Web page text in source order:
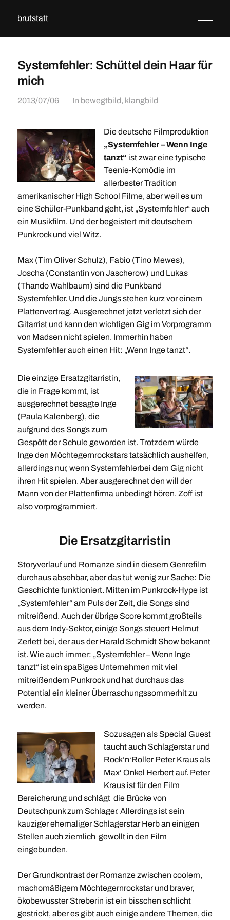
brutstatt
Systemfehler: Schüttel dein Haar für
mich
2013/07/06 In bewegtbild, klangbild
Die deutsche Filmproduktion
„Systemfehler – Wenn Inge
tanzt“ ist zwar eine typische
Teenie-Komödie im
allerbester Tradition
amerikanischer High School Filme, aber weil es um
eine Schüler-Punkband geht, ist „Systemfehler“ auch
ein Musikfilm. Und der begeistert mit deutschem
Punkrock und viel Witz.
Max (Tim Oliver Schulz), Fabio (Tino Mewes),
Joscha (Constantin von Jascherow) und Lukas
(Thando Wahlbaum) sind die Punkband
Systemfehler. Und die Jungs stehen kurz vor einem
Plattenvertrag. Ausgerechnet jetzt verletzt sich der
Gitarrist und kann den wichtigen Gig im Vorprogramm
von Madsen nicht spielen. Immerhin haben
Systemfehler auch einen Hit: „Wenn Inge tanzt“.
Die einzige Ersatzgitarristin,
die in Frage kommt, ist
ausgerechnet besagte Inge
(Paula Kalenberg), die
aufgrund des Songs zum
Gespött der Schule geworden ist. Trotzdem würde
Inge den Möchtegernrockstars tatsächlich aushelfen,
allerdings nur, wenn Systemfehlerbei dem Gig nicht
ihren Hit spielen. Aber ausgerechnet den will der
Mann von der Plattenfirma unbedingt hören. Zoff ist
also vorprogrammiert.
Die Ersatzgitarristin
Storyverlauf und Romanze sind in diesem Genrefilm
durchaus absehbar, aber das tut wenig zur Sache: Die
Geschichte funktioniert. Mitten im Punkrock-Hype ist
„Systemfehler“ am Puls der Zeit, die Songs sind
mitreißend. Auch der übrige Score kommt großteils
aus dem Indy-Sektor, einige Songs steuert Helmut
Zerlett bei, der aus der Harald Schmidt Show bekannt
ist. Wie auch immer: „Systemfehler – Wenn Inge
tanzt“ ist ein spaßiges Unternehmen mit viel
mitreißendem Punkrock und hat durchaus das
Potential ein kleiner Überraschungssommerhit zu
werden.
Sozusagen als Special Guest
taucht auch Schlagerstar und
Rock’n‘Roller Peter Kraus als
Max‘ Onkel Herbert auf. Peter
Kraus ist für den Film
Bereicherung und schlägt die Brücke von
Deutschpunk zum Schlager. Allerdings ist sein
kauziger ehemaliger Schlagerstar Herb an einigen
Stellen auch ziemlich gewollt in den Film
eingebunden.
Der Grundkontrast der Romanze zwischen coolem,
machomäßigem Möchtegernrockstar und braver,
ökobewusster Streberin ist ein bisschen schlicht
gestrickt, aber es gibt auch einige andere Themen, die